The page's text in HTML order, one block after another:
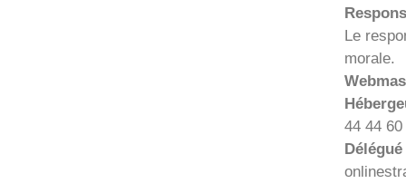
Le
morale.
44 44 60